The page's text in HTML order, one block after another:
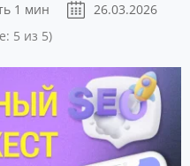
1 мин
26.03.2026
5 из 5)